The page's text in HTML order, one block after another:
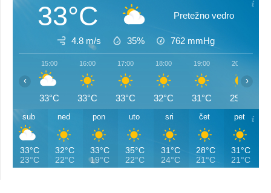
33°C Pretežno vedro
4.8 m/s 35% 762 mmHg
15:00
33°C
16:00
33°C
17:00
33°C
18:00
32°C
19:00
31°C
20:00
29°C
‹ ›
sub
33°C
23°C
ned
32°C
22°C
pon
33°C
19°C
uto
35°C
22°C
sri
31°C
24°C
čet
28°C
21°C
pet
31°C
21°C